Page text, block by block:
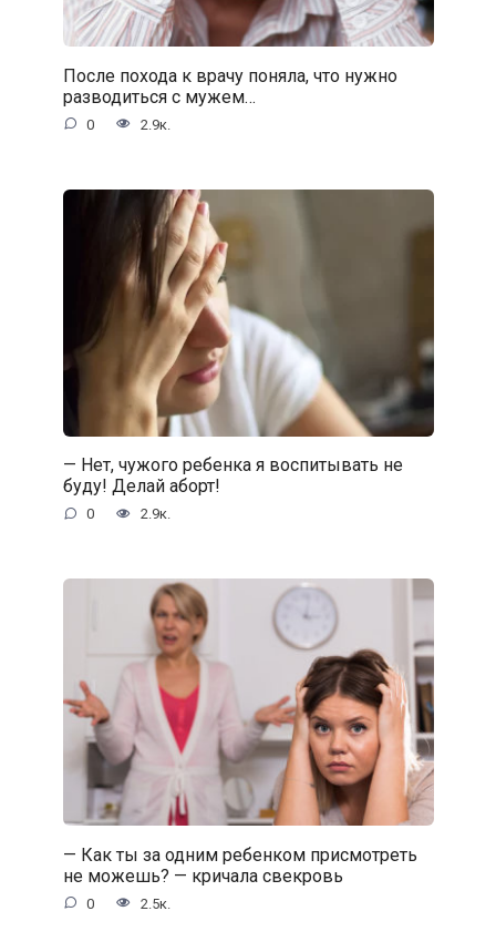
После похода к врачу поняла, что нужно
разводиться с мужем…
0 2.9к.
— Нет, чужого ребенка я воспитывать не
буду! Делай аборт!
0 2.9к.
— Как ты за одним ребенком присмотреть
не можешь? — кричала свекровь
0 2.5к.